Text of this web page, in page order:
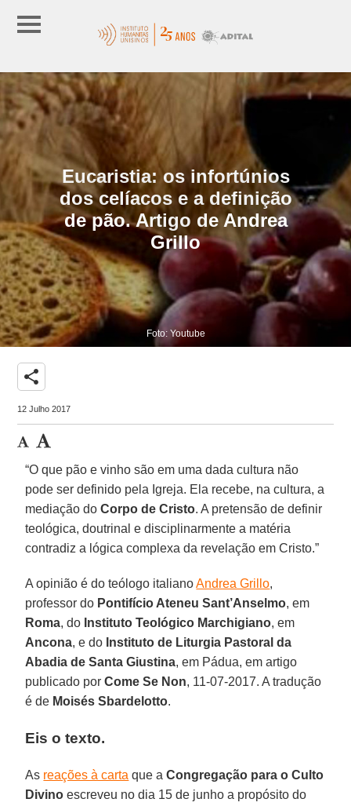
Eucaristia: os infortúnios
dos celíacos e a definição
de pão. Artigo de Andrea
Grillo
Foto: Youtube
share
12 Julho 2017
“O que pão e vinho são em uma dada cultura não
pode ser definido pela Igreja. Ela recebe, na cultura, a
mediação doCorpo de Cristo. A pretensão de definir
teológica, doutrinal e disciplinarmente a matéria
contradiz a lógica complexa da revelação em Cristo.”
A opinião é do teólogo italianoAndrea Grillo,
professor do Pontifício Ateneu Sant’Anselmo, em
Roma, do Instituto Teológico Marchigiano, em
Ancona, e do Instituto de Liturgia Pastoral da
Abadia de Santa Giustina, em Pádua, em artigo
publicado porCome Se Non, 11-07-2017. A tradução
é de Moisés Sbardelotto.
Eis o texto.
As reações à carta que aCongregação para o Culto
Divino escreveu no dia 15 de junho a propósito do